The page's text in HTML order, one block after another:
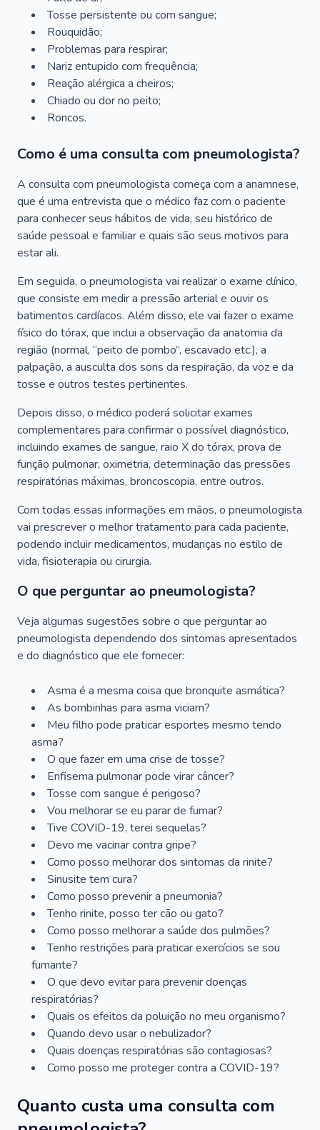
Tosse persistente ou com sangue;
Rouquidão;
Problemas para respirar;
Nariz entupido com frequência;
Reação alérgica a cheiros;
Chiado ou dor no peito;
Roncos.
Como é uma consulta com pneumologista?
A consulta com pneumologista começa com a anamnese,
que é uma entrevista que o médico faz com o paciente
para conhecer seus hábitos de vida, seu histórico de
saúde pessoal e familiar e quais são seus motivos para
estar ali.
Em seguida, o pneumologista vai realizar o exame clínico,
que consiste em medir a pressão arterial e ouvir os
batimentos cardíacos. Além disso, ele vai fazer o exame
físico do tórax, que inclui a observação da anatomia da
região (normal, “peito de pombo”, escavado etc.), a
palpação, a ausculta dos sons da respiração, da voz e da
tosse e outros testes pertinentes.
Depois disso, o médico poderá solicitar exames
complementares para confirmar o possível diagnóstico,
incluindo exames de sangue, raio X do tórax, prova de
função pulmonar, oximetria, determinação das pressões
respiratórias máximas, broncoscopia, entre outros.
Com todas essas informações em mãos, o pneumologista
vai prescrever o melhor tratamento para cada paciente,
podendo incluir medicamentos, mudanças no estilo de
vida, fisioterapia ou cirurgia.
O que perguntar ao pneumologista?
Veja algumas sugestões sobre o que perguntar ao
pneumologista dependendo dos sintomas apresentados
e do diagnóstico que ele fornecer:
Asma é a mesma coisa que bronquite asmática?
As bombinhas para asma viciam?
Meu filho pode praticar esportes mesmo tendo
asma?
O que fazer em uma crise de tosse?
Enfisema pulmonar pode virar câncer?
Tosse com sangue é perigoso?
Vou melhorar se eu parar de fumar?
Tive COVID-19, terei sequelas?
Devo me vacinar contra gripe?
Como posso melhorar dos sintomas da rinite?
Sinusite tem cura?
Como posso prevenir a pneumonia?
Tenho rinite, posso ter cão ou gato?
Como posso melhorar a saúde dos pulmões?
Tenho restrições para praticar exercícios se sou
fumante?
O que devo evitar para prevenir doenças
respiratórias?
Quais os efeitos da poluição no meu organismo?
Quando devo usar o nebulizador?
Quais doenças respiratórias são contagiosas?
Como posso me proteger contra a COVID-19?
Quanto custa uma consulta com